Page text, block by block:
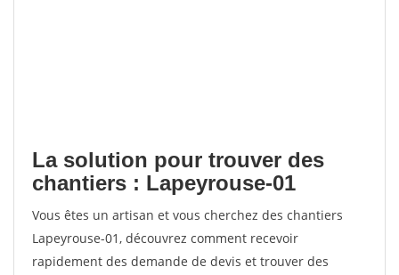
La solution pour trouver des
chantiers : Lapeyrouse-01
Vous êtes un artisan et vous cherchez des chantiers
Lapeyrouse-01, découvrez comment recevoir
rapidement des demande de devis et trouver des